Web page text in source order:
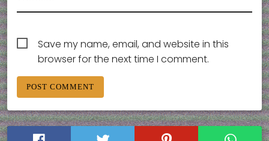
Save my name, email, and website in this
browser for the next time I comment.